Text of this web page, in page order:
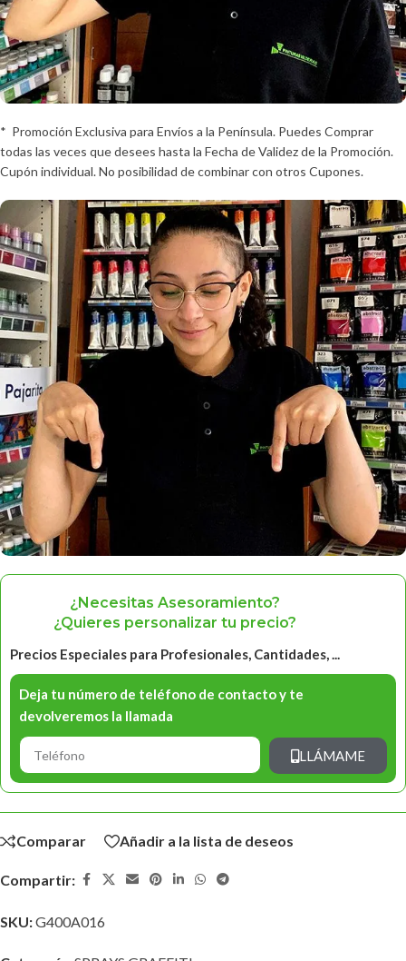
* Promoción Exclusiva para Envíos a la Península. Puedes Comprar
todas las veces que desees hasta la Fecha de Validez de la Promoción.
Cupón individual. No posibilidad de combinar con otros Cupones.
¿Necesitas Asesoramiento?
¿Quieres personalizar tu precio?
Precios Especiales para Profesionales, Cantidades, ...
Deja tu número de teléfono de contacto y te
devolveremos la llamada
LLÁMAME
Comparar Añadir a la lista de deseos
Compartir:
SKU:G400A016